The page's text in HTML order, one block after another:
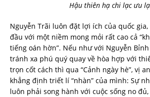
Hậu thiên hạ chi lạc ưu
Nguyễn Trãi luôn đặt lợi ích của quốc
đầu với một niềm mong mỏi rất cao cả
tiếng oán hờn”. Nếu như với Nguyễn Bỉnh
tránh xa phú quý quay về hòa hợp với
trọn cốt cách thì qua “Cảnh ngày hè”, vị
khẳng định triết lí “nhàn” của mình: Sự
luôn phải song hành với cuộc sống no